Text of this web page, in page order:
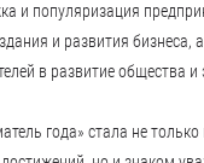
и популяризация
и развития бизнеса,
в развитие общества и
года» стала не